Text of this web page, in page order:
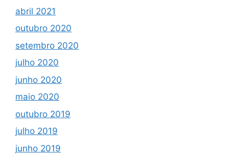
abril 2021
outubro 2020
setembro 2020
julho 2020
junho 2020
maio 2020
outubro 2019
julho 2019
junho 2019